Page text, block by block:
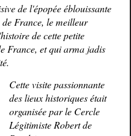
de l'épopée éblouissante
France, le meilleur
de cette petite
France, et qui arma jadis
Cette visite passionnante
des lieux historiques était
organisée par le Cercle
Légitimiste Robert de